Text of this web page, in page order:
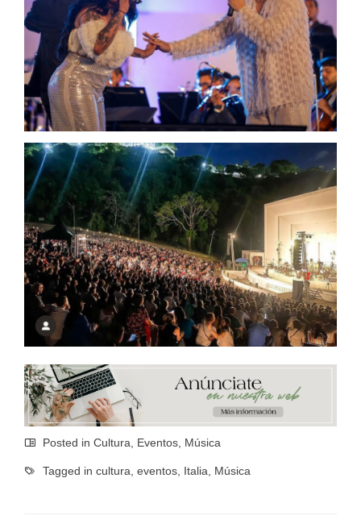
Posted in Cultura, Eventos, Música
Tagged in cultura, eventos, Italia, Música